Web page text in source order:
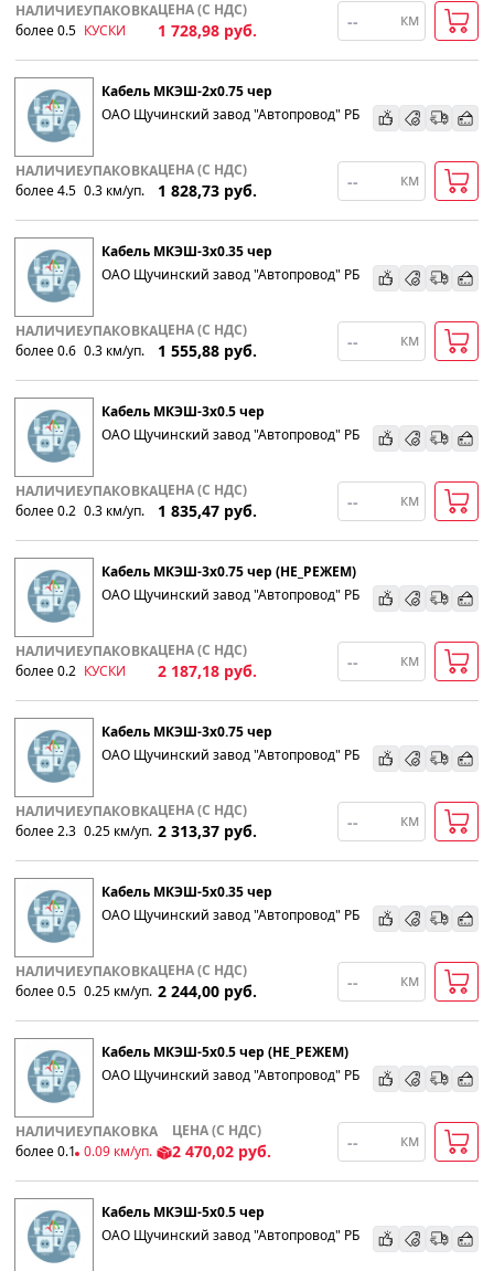
НАЛИЧИЕ
более 0.5
УПАКОВКА
КУСКИ
ЦЕНА (С НДС)
1 728,98 руб.
км
Кабель МКЭШ-2х0.75 чер
ОАО Щучинский завод "Автопровод" РБ
НАЛИЧИЕ
более 4.5
УПАКОВКА
0.3 км/уп.
ЦЕНА (С НДС)
1 828,73 руб.
км
Кабель МКЭШ-3х0.35 чер
ОАО Щучинский завод "Автопровод" РБ
НАЛИЧИЕ
более 0.6
УПАКОВКА
0.3 км/уп.
ЦЕНА (С НДС)
1 555,88 руб.
км
Кабель МКЭШ-3х0.5 чер
ОАО Щучинский завод "Автопровод" РБ
НАЛИЧИЕ
более 0.2
УПАКОВКА
0.3 км/уп.
ЦЕНА (С НДС)
1 835,47 руб.
км
Кабель МКЭШ-3х0.75 чер (НЕ_РЕЖЕМ)
ОАО Щучинский завод "Автопровод" РБ
НАЛИЧИЕ
более 0.2
УПАКОВКА
КУСКИ
ЦЕНА (С НДС)
2 187,18 руб.
км
Кабель МКЭШ-3х0.75 чер
ОАО Щучинский завод "Автопровод" РБ
НАЛИЧИЕ
более 2.3
УПАКОВКА
0.25 км/уп.
ЦЕНА (С НДС)
2 313,37 руб.
км
Кабель МКЭШ-5х0.35 чер
ОАО Щучинский завод "Автопровод" РБ
НАЛИЧИЕ
более 0.5
УПАКОВКА
0.25 км/уп.
ЦЕНА (С НДС)
2 244,00 руб.
км
Кабель МКЭШ-5х0.5 чер (НЕ_РЕЖЕМ)
ОАО Щучинский завод "Автопровод" РБ
НАЛИЧИЕ
более 0.1
УПАКОВКА
0.09 км/уп.
ЦЕНА (С НДС)
2 470,02 руб.
км
Кабель МКЭШ-5х0.5 чер
ОАО Щучинский завод "Автопровод" РБ